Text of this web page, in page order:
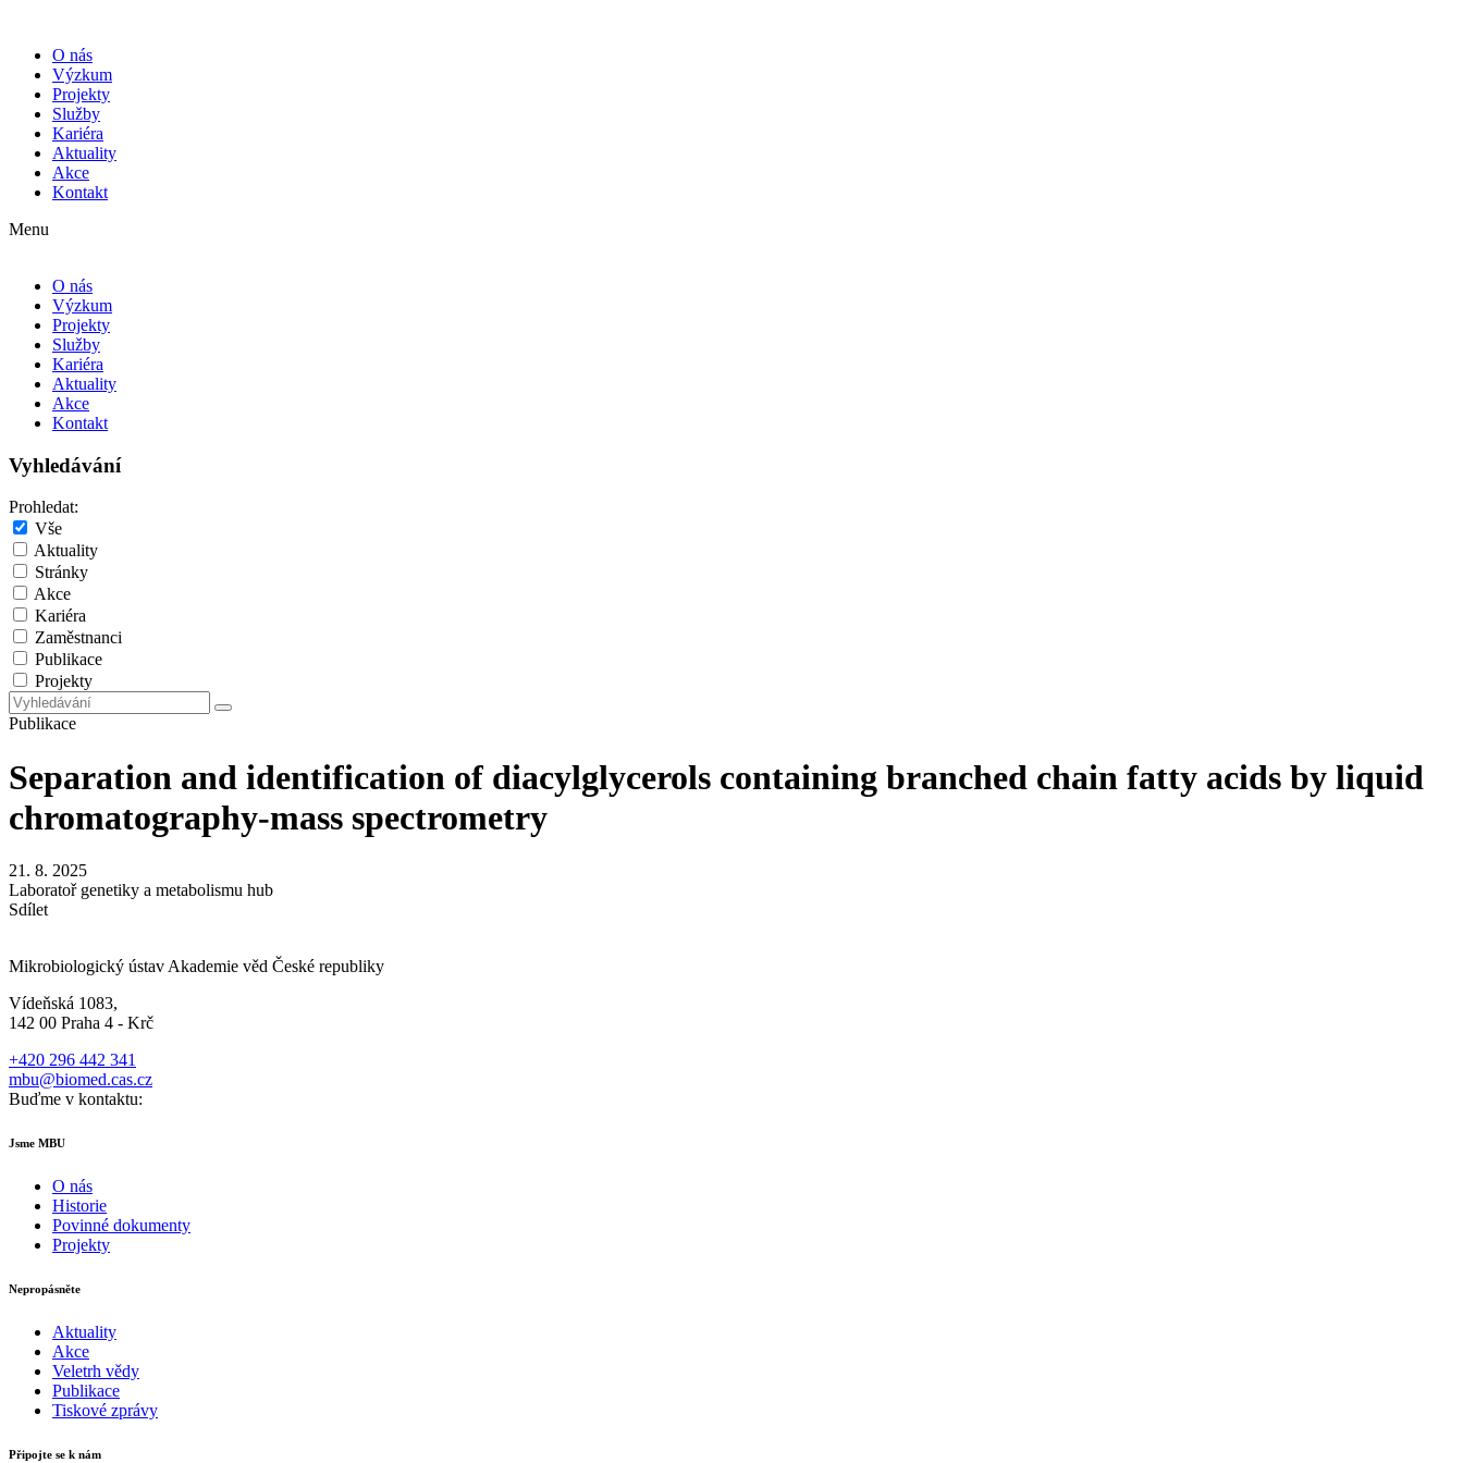
O nás
Výzkum
Projekty
Služby
Kariéra
Aktuality
Akce
Kontakt
Menu
O nás
Výzkum
Projekty
Služby
Kariéra
Aktuality
Akce
Kontakt
Vyhledávání
Prohledat:
Vše
Aktuality
Stránky
Akce
Kariéra
Zaměstnanci
Publikace
Projekty
Publikace
Separation and identification of diacylglycerols containing branched chain fatty acids by liquid
chromatography-mass spectrometry
21. 8. 2025
Laboratoř genetiky a metabolismu hub
Sdílet
Mikrobiologický ústav Akademie věd České republiky
Vídeňská 1083,
142 00 Praha 4 - Krč
+420 296 442 341
mbu@biomed.cas.cz
Buďme v kontaktu:
Jsme MBU
O nás
Historie
Povinné dokumenty
Projekty
Nepropásněte
Aktuality
Akce
Veletrh vědy
Publikace
Tiskové zprávy
Připojte se k nám